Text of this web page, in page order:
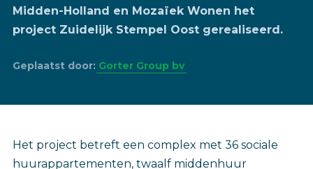
Midden-Holland en Mozaïek Wonen het
project Zuidelijk Stempel Oost gerealiseerd.
Geplaatst door: Gorter Group bv
Het project betreft een complex met 36 sociale
huurappartementen, twaalf middenhuur